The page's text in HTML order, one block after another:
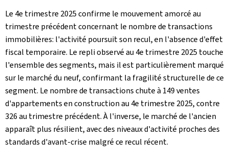
Le 4e trimestre 2025 confirme le mouvement amorcé au
trimestre précédent concernant le nombre de transactions
immobilières: l'activité poursuit son recul, en l'absence d'effet
fiscal temporaire. Le repli observé au 4e trimestre 2025 touche
l'ensemble des segments, mais il est particulièrement marqué
sur le marché du neuf, confirmant la fragilité structurelle de ce
segment. Le nombre de transactions chute à 149 ventes
d'appartements en construction au 4e trimestre 2025, contre
326 au trimestre précédent. À l'inverse, le marché de l'ancien
apparaît plus résilient, avec des niveaux d'activité proches des
standards d'avant-crise malgré ce recul récent.